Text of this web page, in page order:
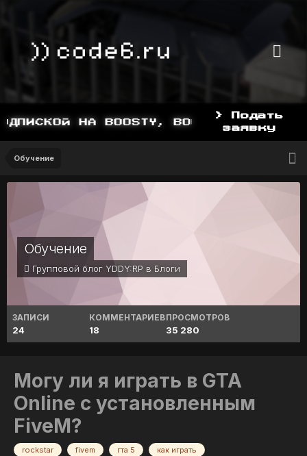
НА BOOSTY, BOOSTY.TO/YDDY
> Подать
заявку
Обучение
Обучение
Групповой блог YDDY:RP в Блоги
ЗАПИСИ
24
КОММЕНТАРИЕВ
18
ПРОСМОТРОВ
35 280
Могу ли я играть в GTA
Online с установленным
FiveM?
rockstar fivem гта 5 как играть